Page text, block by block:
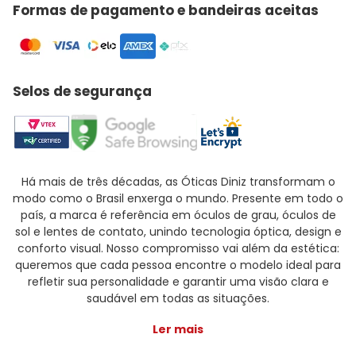
Formas de pagamento e bandeiras aceitas
Selos de segurança
Há mais de três décadas, as Óticas Diniz transformam o
modo como o Brasil enxerga o mundo. Presente em todo o
país, a marca é referência em óculos de grau, óculos de
sol e lentes de contato, unindo tecnologia óptica, design e
conforto visual. Nosso compromisso vai além da estética:
queremos que cada pessoa encontre o modelo ideal para
refletir sua personalidade e garantir uma visão clara e
saudável em todas as situações.
Ler mais